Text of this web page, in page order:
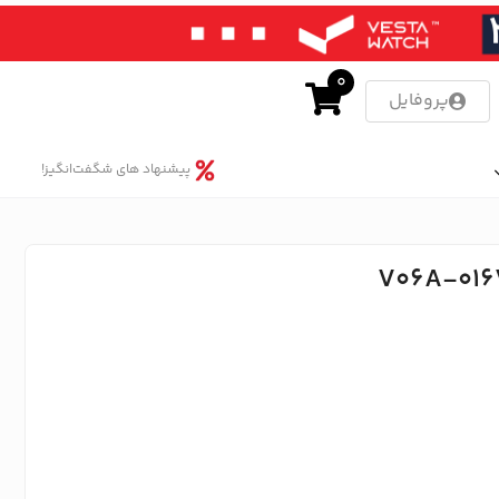
پروفایل
0
پیشنهاد های شگفت‌انگیز!